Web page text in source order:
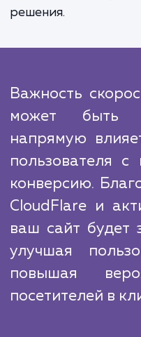
сервис и
экспертным
вам
бизнесе.
Сравнивая с
тенденций в
позволяет нам
наиболее
решения.